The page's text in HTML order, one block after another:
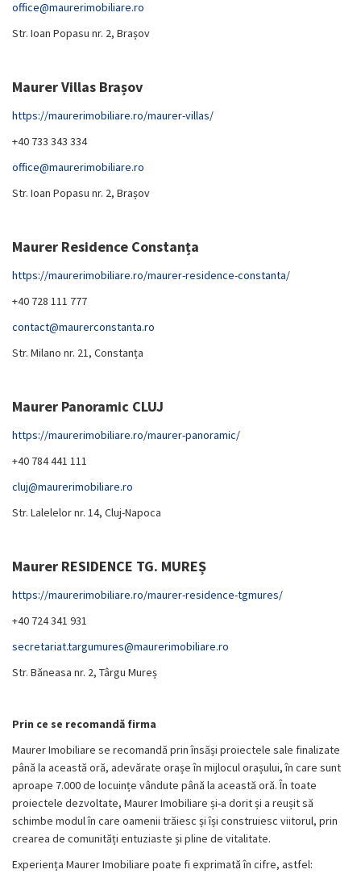
office@maurerimobiliare.ro
Str. Ioan Popasu nr. 2, Brașov
Maurer Villas Brașov
https://maurerimobiliare.ro/maurer-villas/
+40 733 343 334
office@maurerimobiliare.ro
Str. Ioan Popasu nr. 2, Brașov
Maurer Residence Constanța
https://maurerimobiliare.ro/maurer-residence-constanta/
+40 728 111 777
contact@maurerconstanta.ro
Str. Milano nr. 21, Constanța
Maurer Panoramic CLUJ
https://maurerimobiliare.ro/maurer-panoramic/
+40 784 441 111
cluj@maurerimobiliare.ro
Str. Lalelelor nr. 14, Cluj-Napoca
Maurer RESIDENCE TG. MUREȘ
https://maurerimobiliare.ro/maurer-residence-tgmures/
+40 724 341 931
secretariat.targumures@maurerimobiliare.ro
Str. Băneasa nr. 2, Târgu Mureș
Prin ce se recomandă firma
Maurer Imobiliare se recomandă prin însăși proiectele sale finalizate
până la această oră, adevărate orașe în mijlocul orașului, în care sunt
aproape 7.000 de locuințe vândute până la această oră. În toate
proiectele dezvoltate, Maurer Imobiliare și-a dorit și a reușit să
schimbe modul în care oamenii trăiesc și își construiesc viitorul, prin
crearea de comunități entuziaste și pline de vitalitate.
Experiența Maurer Imobiliare poate fi exprimată în cifre, astfel: